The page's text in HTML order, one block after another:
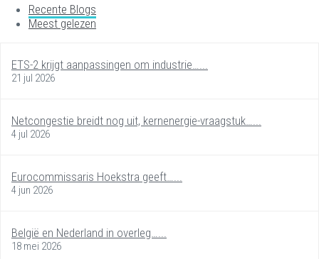
Recente Blogs
Meest gelezen
ETS-2 krijgt aanpassingen om industrie…...
21 jul 2026
Netcongestie breidt nog uit, kernenergie-vraagstuk…...
4 jul 2026
Eurocommissaris Hoekstra geeft…...
4 jun 2026
België en Nederland in overleg…...
18 mei 2026